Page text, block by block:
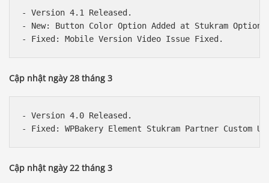
- Version 4.1 Released.
- New: Button Color Option Added at Stukram Option.
Cập nhật ngày 28 tháng 3
- Version 4.0 Released.
Cập nhật ngày 22 tháng 3